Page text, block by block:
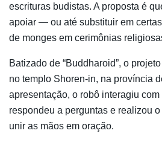
escrituras budistas. A proposta é
apoiar — ou até substituir em
de monges em cerimônias
Batizado de “Buddharoid”, o
no templo Shoren-in, na província
apresentação, o robô interagiu com
respondeu a perguntas e realizou
unir as mãos em oração.